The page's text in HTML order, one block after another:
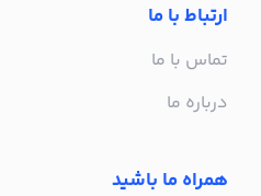
ارتباط با ما
تماس با ما
درباره ما
همراه ما باشید